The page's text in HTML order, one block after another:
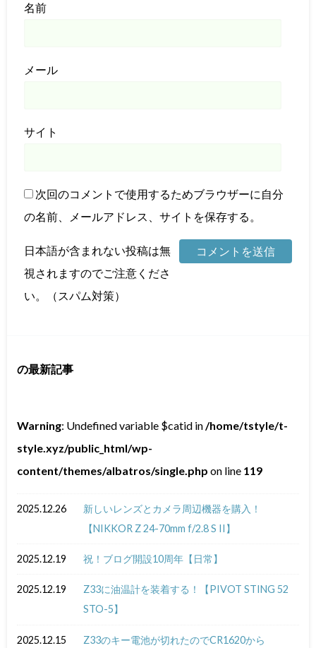
名前
メール
サイト
次回のコメントで使用するためブラウザーに自分
の名前、メールアドレス、サイトを保存する。
日本語が含まれない投稿は無
視されますのでご注意くださ
い。（スパム対策）
の最新記事
Warning: Undefined variable $catid in /home/tstyle/t-
style.xyz/public_html/wp-
content/themes/albatros/single.php on line 119
2025.12.26
新しいレンズとカメラ周辺機器を購入！
【NIKKOR Z 24-70mm f/2.8 S II】
2025.12.19 祝！ブログ開設10周年【日常】
2025.12.19
Z33に油温計を装着する！【PIVOT STING 52
STO-5】
2025.12.15 Z33のキー電池が切れたのでCR1620から